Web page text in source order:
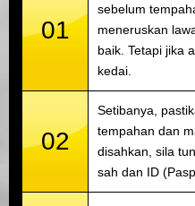
01
sebelum
meneruskan
baik. Tetapi jika
kedai.
02
Setibanya,
tempahan dan
disahkan, sila
sah dan ID